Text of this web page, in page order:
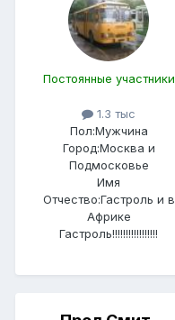
Постоянные участники
1.3 тыс
Пол:Мужчина
Город:Москва и
Подмосковье
Имя
Отчество:Гастроль и в
Африке
Гастроль!!!!!!!!!!!!!!!!!